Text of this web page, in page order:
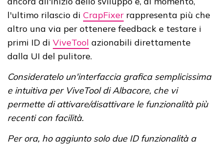
l'ultimo rilascio di CrapFixer rappresenta più che
altro una via per ottenere feedback e testare i
primi ID di ViveTool azionabili direttamente
dalla UI del pulitore.
Consideratelo un'interfaccia grafica semplicissima
e intuitiva per ViveTool di Albacore, che vi
permette di attivare/disattivare le funzionalità più
recenti con facilità.
Per ora, ho aggiunto solo due ID funzionalità a